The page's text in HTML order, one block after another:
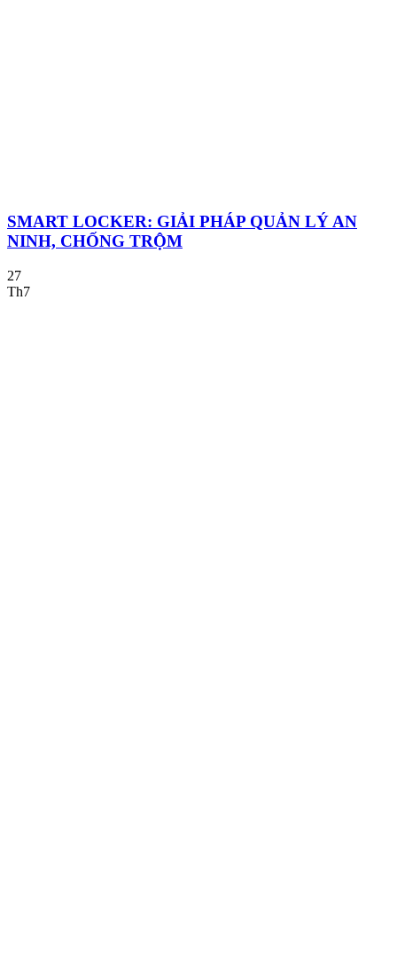
SMART LOCKER: GIẢI PHÁP QUẢN LÝ AN
NINH, CHỐNG TRỘM
27
Th7